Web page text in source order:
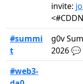
invite:
#summi
t
g0v
2026 💬
#web3-